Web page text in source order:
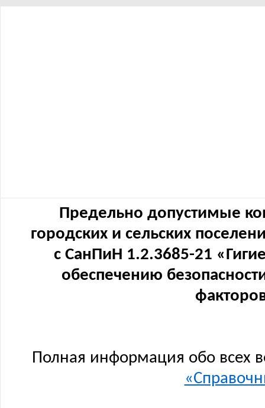
Предельно допустимые
городских и сельских
с СанПиН 1.2.3685-21
обеспечению
Полная информация обо всех